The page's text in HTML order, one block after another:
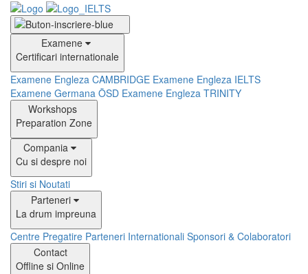
Examene
Certificari internationale
Examene Engleza CAMBRIDGE Examene Engleza IELTS
Examene Germana ÖSD Examene Engleza TRINITY
Workshops
Preparation Zone
Compania
Cu si despre noi
Stiri si Noutati
Parteneri
La drum impreuna
Centre Pregatire Parteneri Internationali Sponsori & Colaboratori
Contact
Offline si Online